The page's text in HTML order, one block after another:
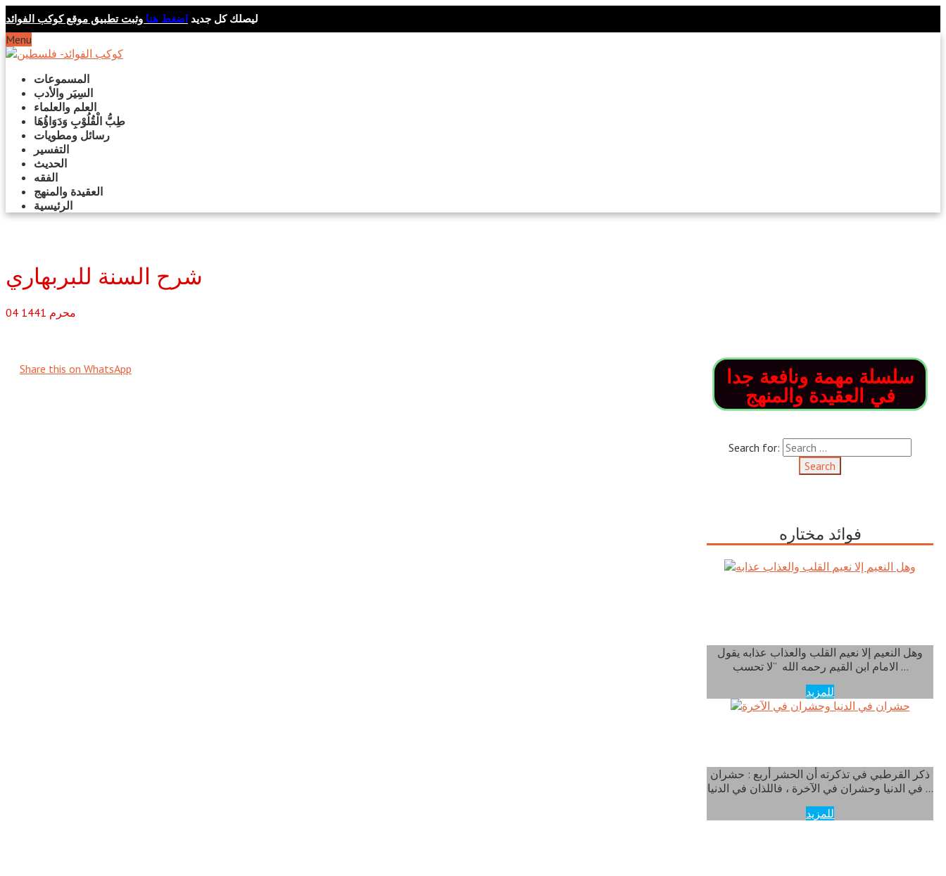
ليصلك كل جديد اضغط هنا وثبت تطبيق موقع كوكب الفوائد
Menu
المسموعات
السِيَر والأدب
العلم والعلماء
طِبُّ الْقُلُوْبِ وَدَوَاؤُهَا
رسائل ومطويات
التفسير
الحديث
الفقه
العقيدة والمنهج
الرئيسية
شرح السنة للبربهاري
04 محرم 1441
Share this on WhatsApp
سلسلة مهمة ونافعة جدا
في العقيدة والمنهج
Search for:
فوائد مختاره
وهل النعيم إلا نعيم القلب والعذاب عذابه يقول
الامام ابن القيم رحمه الله “لا تحسب …
للمزيد
ذكر القرطبي في تذكرته أن الحشر أربع : حشران
في الدنيا وحشران في الآخرة ، فاللذان في الدنيا …
للمزيد